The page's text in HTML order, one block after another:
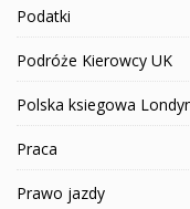
Podatki
Podróże Kierowcy UK
Polska ksiegowa
Praca
Prawo jazdy